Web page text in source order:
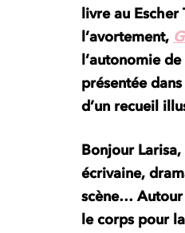
livre au
l’avortement,
l’autonomie
présentée
d’un recueil
Bonjour
écrivaine,
scène… Autour
le corps pour